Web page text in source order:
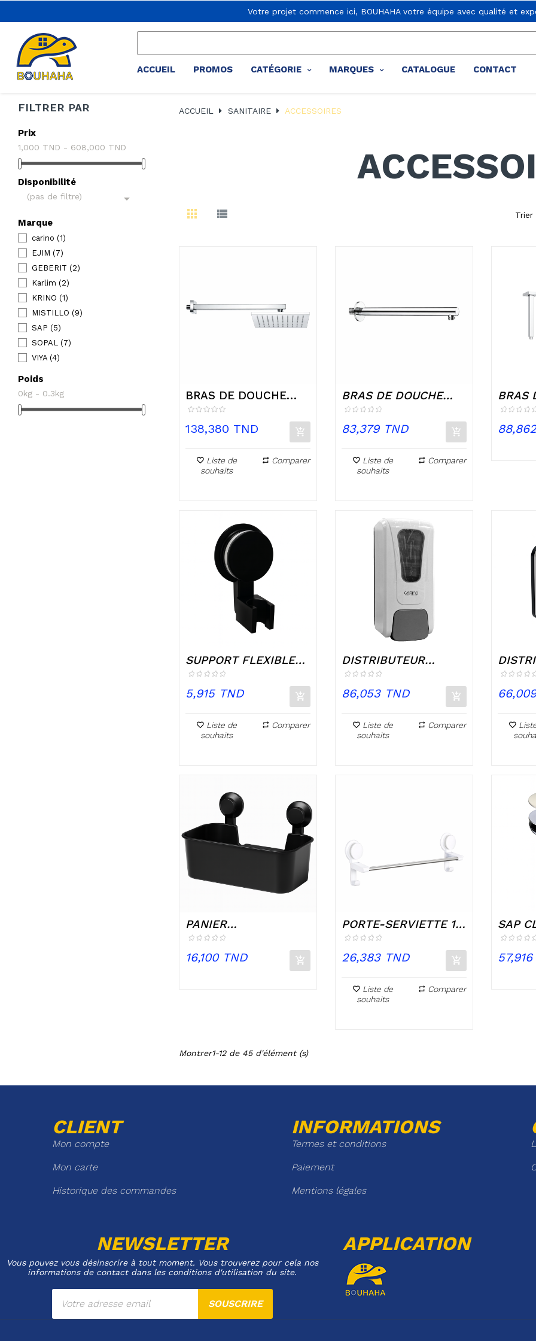
Votre projet commence ici, BOUHAHA votre équipe avec qualité et
ACCUEIL PROMOS CATÉGORIE MARQUES CATALOGUE CONTACT
FILTRER PAR
Prix
1,000 TND - 608,000 TND
Disponibilité
(pas de filtre) 
Marque
carino (1)
EJIM (7)
GEBERIT (2)
Karlim (2)
KRINO (1)
MISTILLO (9)
SAP (5)
SOPAL (7)
VIYA (4)
Poids
0kg - 0.3kg
ACCUEIL SANITAIRE ACCESSOIRES
Trier
BRAS DE DOUCHE
MURAL CARRE...
Prix
138,380 TND
Liste de
souhaits
Comparer
BRAS DE DOUCHE
MURAL ROND...
Prix
83,379 TND
Liste de
souhaits
Comparer
BRAS
Prix
SUPPORT FLEXIBLE
TOILETTE À...
Prix
5,915 TND
Liste de
souhaits
Comparer
DISTRIBUTEUR
SAVON 1000 ML...
Prix
86,053 TND
Liste de
souhaits
Comparer
Prix
PANIER
RECTANGULAIRE A...
Prix
16,100 TND
PORTE-SERVIETTE 1
BRANCHE INOX
Prix
26,383 TND
Liste de
souhaits
Comparer
SAP
ROND
Prix
Montrer1-12 de 45 d'élément (s)
CLIENT
Mon compte
Mon carte
Historique des commandes
INFORMATIONS
Termes et conditions
Paiement
Mentions légales
NEWSLETTER
Vous pouvez vous désinscrire à tout moment. Vous trouverez pour cela nos
informations de contact dans les conditions d'utilisation du site.
SOUSCRIRE
APPLICATION